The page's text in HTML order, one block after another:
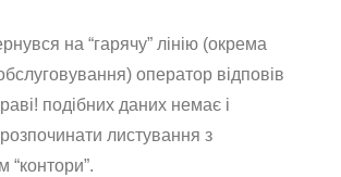
на “гарячу” лінію (окрема
оператор відповів
подібних даних немає і
листування з
“контори”.